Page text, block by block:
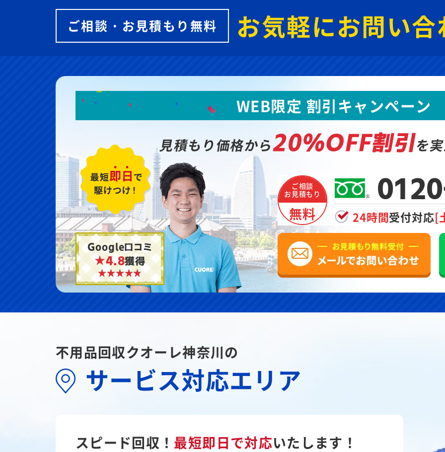
ご相談・お見積もり無料 お気軽にお問い
Google口コミ
★4.8獲得
WEB限定 割引キャンペーン
見積もり価格から20%OFF割引を
ご相談
お見積もり
無料 24時間受付対応[
不用品回収クオーレ神奈川の
サービス対応エリア
スピード回収！ 最短即日で対応いたします！